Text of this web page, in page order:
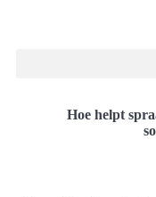
Hoe helpt